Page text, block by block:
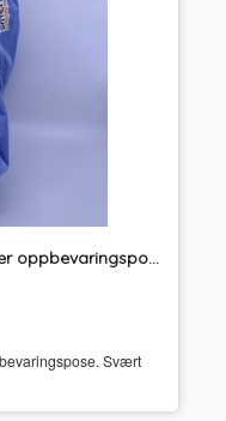
Våtpose Smart Bottoms pailliner oppbevaringspose
Svært